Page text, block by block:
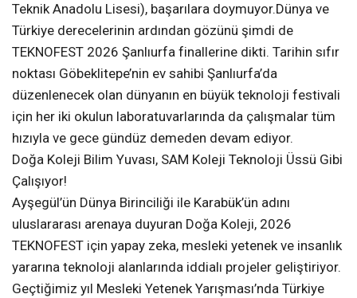
Teknik Anadolu Lisesi), başarılara doymuyor.Dünya ve
Türkiye derecelerinin ardından gözünü şimdi de
TEKNOFEST 2026 Şanlıurfa finallerine dikti. Tarihin sıfır
noktası Göbeklitepe’nin ev sahibi Şanlıurfa’da
düzenlenecek olan dünyanın en büyük teknoloji festivali
için her iki okulun laboratuvarlarında da çalışmalar tüm
hızıyla ve gece gündüz demeden devam ediyor.
Doğa Koleji Bilim Yuvası, SAM Koleji Teknoloji Üssü Gibi
Çalışıyor!
Ayşegül’ün Dünya Birinciliği ile Karabük’ün adını
uluslararası arenaya duyuran Doğa Koleji, 2026
TEKNOFEST için yapay zeka, mesleki yetenek ve insanlık
yararına teknoloji alanlarında iddialı projeler geliştiriyor.
Geçtiğimiz yıl Mesleki Yetenek Yarışması’nda Türkiye